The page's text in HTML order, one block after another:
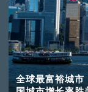
全球最富裕城市